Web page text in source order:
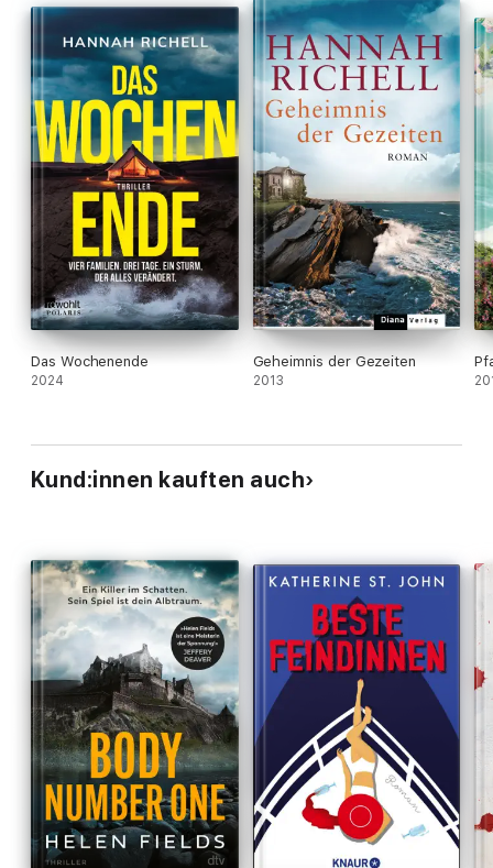
Das Wochenende
2024
Geheimnis der Gezeiten
2013
Kund:innen kauften auch